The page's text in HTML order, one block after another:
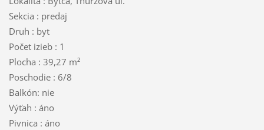
Sekcia : predaj
Druh : byt
Počet izieb : 1
Plocha : 39,27 m²
Poschodie : 6/8
Balkón: nie
Výťah : áno
Pivnica : áno